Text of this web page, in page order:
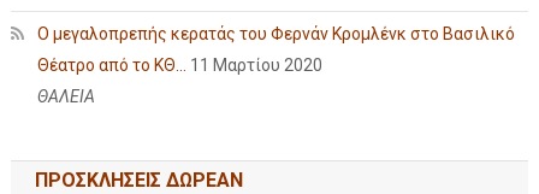
Ο μεγαλοπρεπής κερατάς του Φερνάν Κρομλένκ στο Βασιλικό
Θέατρο από το ΚΘ...
11 Μαρτίου 2020
ΘΑΛΕΙΑ
ΠΡΟΣΚΛΗΣΕΙΣ ΔΩΡΕΑΝ